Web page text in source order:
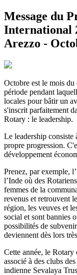
Message du
International
Arezzo -
Octobre est le mois
période pendant
locales pour bâtir un
s'inscrit parfaitement
Rotary : le leadership.
Le leadership consiste
propre progression.
développement
Prenez, par exemple,
l’Inde où des
femmes de la
revenus et retrouvent
région, les veuves et
social et sont bannies
possibilités de
deviennent dès lors
Cette année, le
associé à des clubs
indienne Sevalaya